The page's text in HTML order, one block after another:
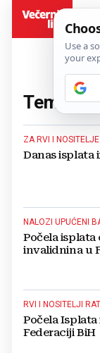
Tema:
ZA RVI I
Danas isplata
NALOZI UPUĆENI
Počela
invalidnina u
RVI I NOSITELJI
Počela
Federaciji BiH